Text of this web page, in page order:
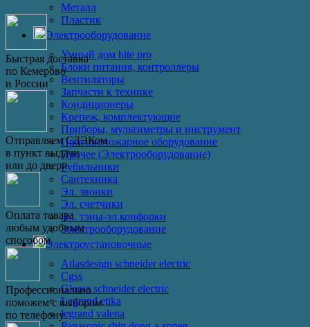
Металл
Пластик
Электрооборудование
Умный дом hite pro
Блоки питания, контроллеры
Вентиляторы
Запчасти к технике
Кондиционеры
Крепеж, комплектующие
Приборы, мультиметры и инструмент
Противопожарное оборудование
Прочее (Электрооборудование)
Рубильники
Сантехника
Эл. звонки
Эл. счетчики
Эл. тэны-эл.конфорки
Электрооборудование
Электроустановочные
Atlasdesign schneider electric
Cgss
Glossa schneider electric
Legrand etika
legrand valena
Быстрая доставка
по Кемерово
и России
Отправляем СДЭКом
в пункт выдачи
или до двери
Оплата товара
любым удобным
способом
Профессионально
поможем с выбором
по телефону